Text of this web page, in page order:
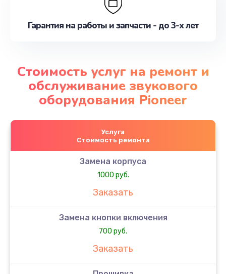
Гарантия на работы и запчасти - до 3-х лет
Стоимость услуг на ремонт и
обслуживание звукового
оборудования Pioneer
Услуга
Стоимость ремонта
Замена корпуса
1000 руб.
Заказать
Замена кнопки включения
700 руб.
Заказать